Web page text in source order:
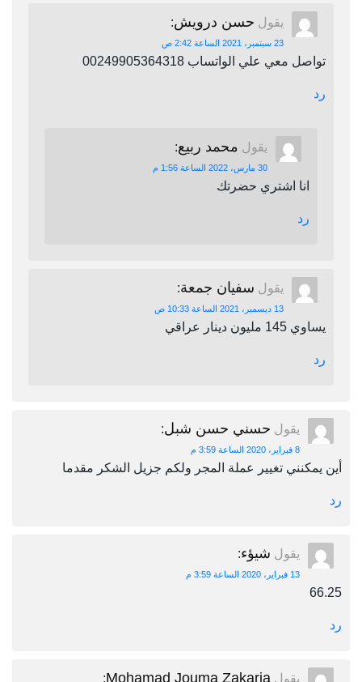
يقول حسن درويش:
23 سبتمبر، 2021 الساعة 2:42 ص
تواصل معي علي الواتساب 00249905364318
رد
يقول محمد ربيع:
30 مارس، 2022 الساعة 1:56 م
انا اشتري حضرتك
رد
يقول سفيان جمعة:
13 ديسمبر، 2021 الساعة 10:33 ص
يساوي 145 مليون دينار عراقي
رد
يقول حسني حسن شبل:
8 فبراير، 2020 الساعة 3:59 م
أين يمكنني تغيير عملة المجر ولكم جزيل الشكر مقدما
رد
يقول شيؤء:
13 فبراير، 2020 الساعة 3:59 م
66.25
رد
يقول Mohamad Jouma Zakaria
: